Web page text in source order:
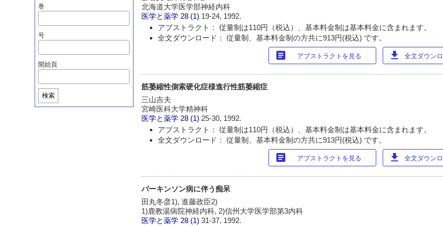
巻
号
開始頁
検索
北海道大学医学部神経内科
医学と薬学 28 (1) 19-24, 1992.
アブストラクト： 従量制は110円（税込）、基本料金制は基本料金に含まれます。
全文ダウンロード： 従量制、基本料金制の方共に913円(税込) です。
article アブストラクトを見る download 全文ダウン
筋萎縮性側索硬化症様進行性筋萎縮症
三山吉夫
宮崎医科大学精神科
医学と薬学 28 (1) 25-30, 1992.
アブストラクト： 従量制は110円（税込）、基本料金制は基本料金に含まれます。
全文ダウンロード： 従量制、基本料金制の方共に913円(税込) です。
article アブストラクトを見る download 全文ダウン
パーキンソン病に伴う痴呆
田丸冬彦1), 進藤政臣2)
1)鹿教湯病院神経内科, 2)信州大学医学部第3内科
医学と薬学 28 (1)31-37, 1992.